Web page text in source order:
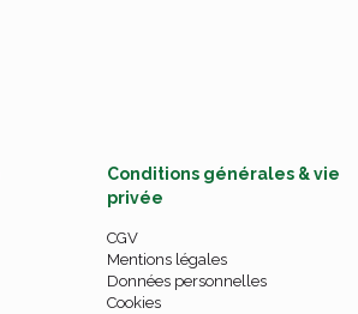
Conditions générales & vie
privée
CGV
Mentions légales
Données personnelles
Cookies